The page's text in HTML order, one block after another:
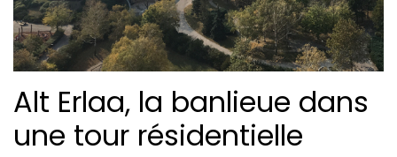
Alt Erlaa, la banlieue dans
une tour résidentielle